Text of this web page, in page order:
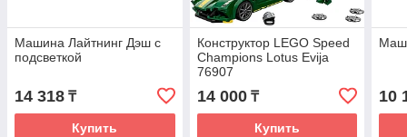
Машина Лайтнинг Дэш с
подсветкой
14 318 ₸
Купить
Конструктор LEGO Speed
Champions Lotus Evija
76907
14 000₸
Купить
10